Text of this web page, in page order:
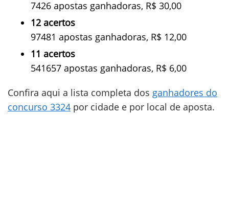
7426 apostas ganhadoras, R$ 30,00
12 acertos
97481 apostas ganhadoras, R$ 12,00
11 acertos
541657 apostas ganhadoras, R$ 6,00
Confira aqui a lista completa dos ganhadores do
concurso 3324 por cidade e por local de aposta.